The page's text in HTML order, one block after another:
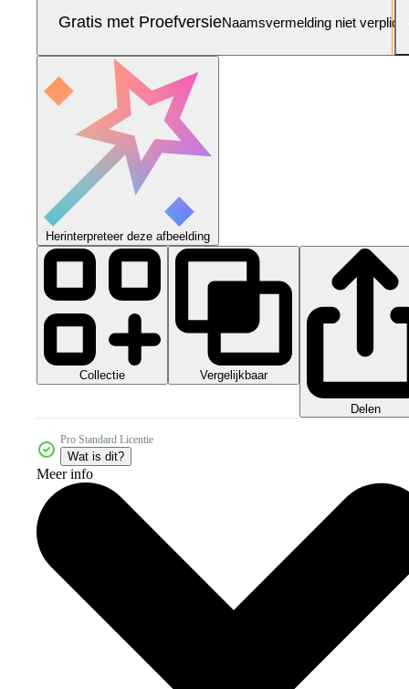
Gratis met ProefversieNaamsvermelding niet verplicht
Herinterpreteer deze afbeelding
Collectie Vergelijkbaar
Delen
Pro Standard Licentie
Wat is dit?
Meer info